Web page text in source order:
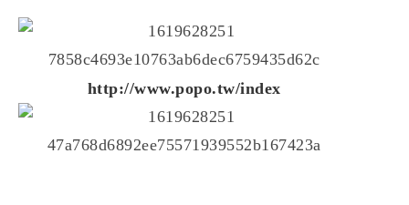
http://www.popo.tw/index